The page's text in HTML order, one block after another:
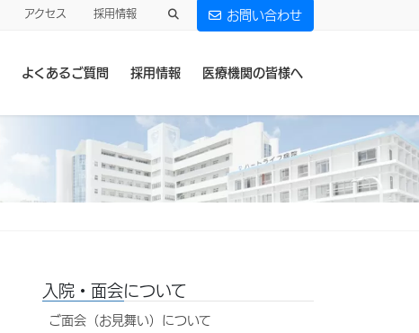
アクセス 採用情報 お問い合わせ
よくあるご質問 採用情報 医療機関の皆様へ
入院・面会について
ご面会（お見舞い）について